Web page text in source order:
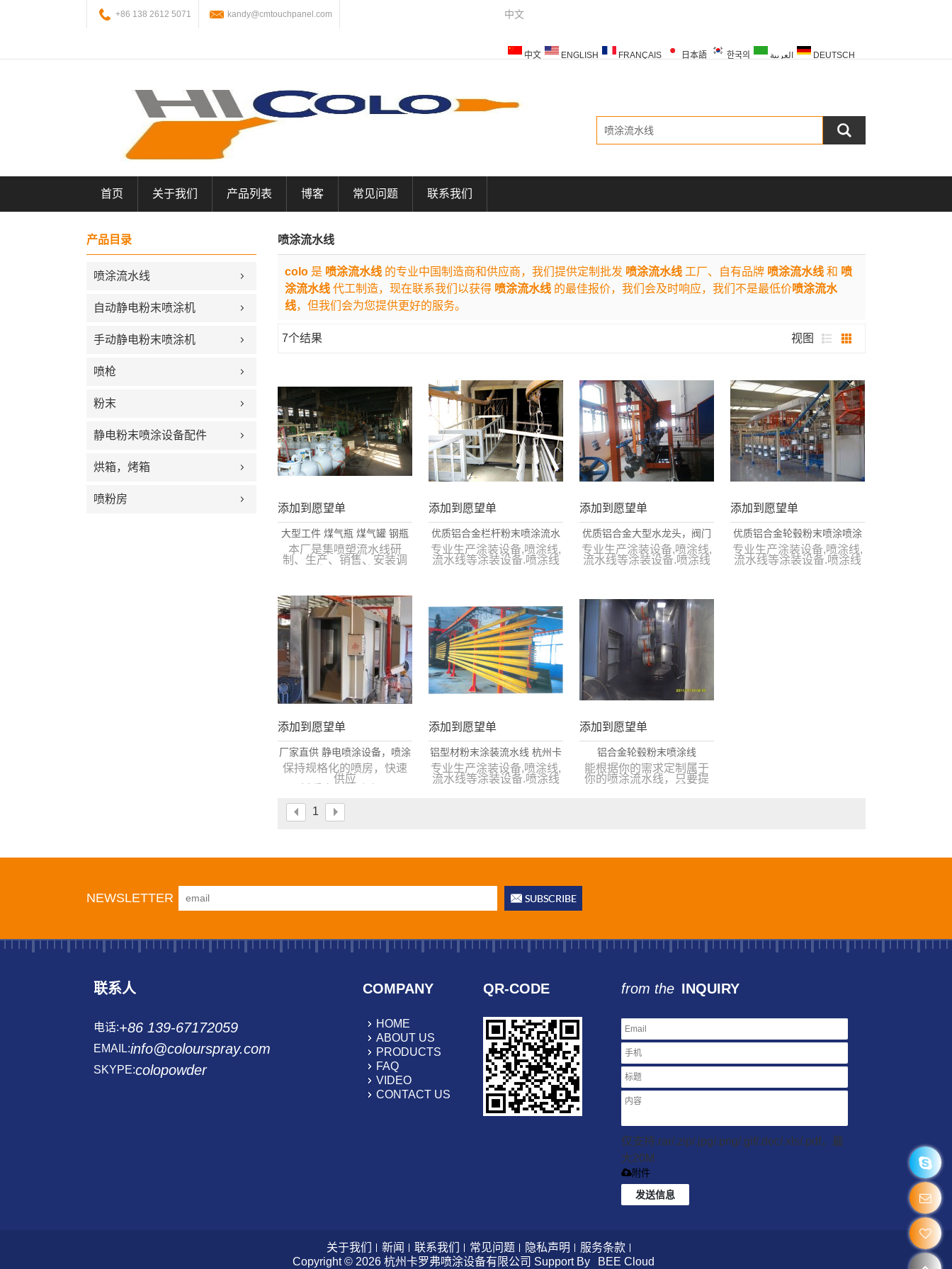
+86 138 2612 5071 kandy@cmtouchpanel.com 中文
中文 ENGLISH FRANÇAIS 日本語 한국의 العربية DEUTSCH
首页 关于我们 产品列表 博客 常见问题 联系我们
产品目录
喷涂流水线
自动静电粉末喷涂机
手动静电粉末喷涂机
喷枪
粉末
静电粉末喷涂设备配件
烘箱，烤箱
喷粉房
喷涂流水线
colo 是 喷涂流水线 的专业中国制造商和供应商，我们提供定制批发 喷涂流水线 工厂、自有品牌 喷涂流水线 和 喷
涂流水线 代工制造，现在联系我们以获得 喷涂流水线 的最佳报价，我们会及时响应，我们不是最低价喷涂流水
线，但我们会为您提供更好的服务。
7个结果 视图
橱窗
添加到愿望单
大型工件 煤气瓶 煤气罐 钢瓶
喷涂流水线
本厂是集喷塑流水线研
制、生产、销售、安装调
添加到愿望单
优质铝合金栏杆粉末喷涂流水
线
专业生产涂装设备,喷涂线,
流水线等涂装设备.喷涂线
添加到愿望单
优质铝合金大型水龙头，阀门
喷涂喷涂线，colo 品质专业打
造
专业生产涂装设备,喷涂线,
流水线等涂装设备.喷涂线
13515717495
添加到愿望单
优质铝合金轮毂粉末喷涂喷涂
线，colo 品质专业打造
专业生产涂装设备,喷涂线,
流水线等涂装设备.喷涂线
添加到愿望单
厂家直供 静电喷涂设备，喷涂
流水线， 喷房，喷粉台
保持规格化的喷房，快速
供应
清洗容易。
固定粉房，移动粉房，自
添加到愿望单
铝型材粉末涂装流水线 杭州卡
罗弗涂装设备专业打造
专业生产涂装设备,喷涂线,
流水线等涂装设备.喷涂线
添加到愿望单
铝合金轮毂粉末喷涂线
能根据你的需求定制属于
你的喷涂流水线，只要提
1
NEWSLETTER
联系人
电话:+86 139-67172059
EMAIL:info@colourspray.com
SKYPE:colopowder
COMPANY
HOME
ABOUT US
PRODUCTS
FAQ
VIDEO
CONTACT US
QR-CODE from the INQUIRY
仅支持.rar/.zip/.jpg/.png/.gif/.doc/.xls/.pdf，最
大20M
附件
发送信息
关于我们 新闻 联系我们 常见问题 隐私声明
服务条款
Copyright © 2026 杭州卡罗弗喷涂设备有限公司 Support By BEE Cloud